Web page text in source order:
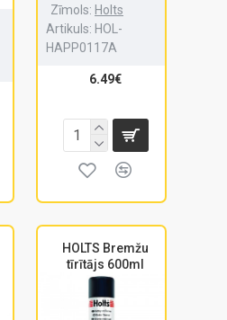
Zīmols: Holts
Artikuls: HOL-
HAPP0117A
6.49€
HOLTS Bremžu
tīrītājs 600ml